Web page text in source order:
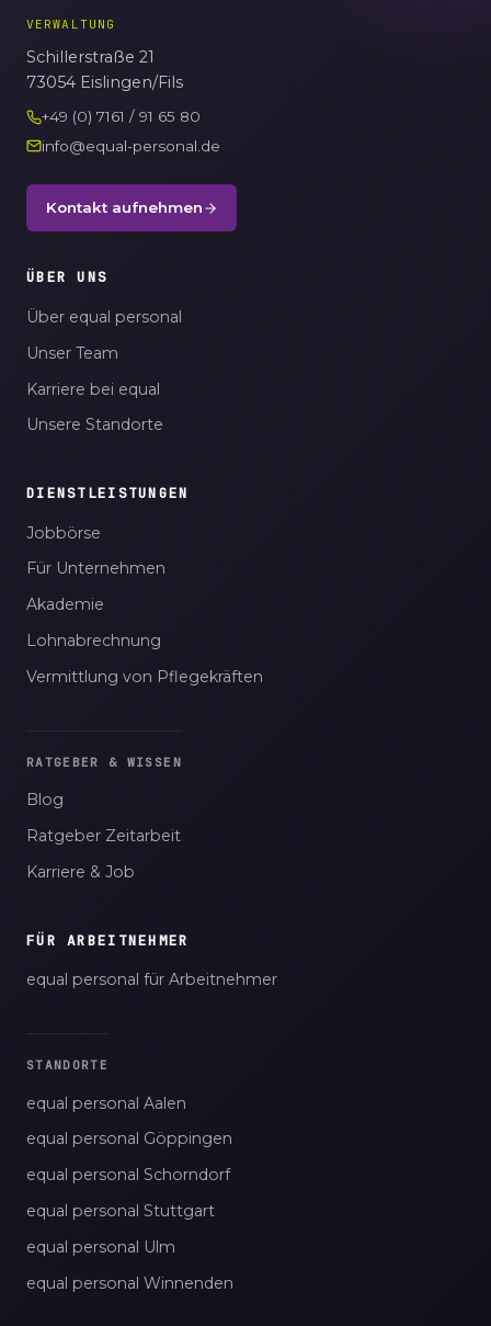
VERWALTUNG
Schillerstraße 21
73054 Eislingen/Fils
+49 (0) 7161 / 91 65 80
info@equal-personal.de
Kontakt aufnehmen
ÜBER UNS
Über equal personal
Unser Team
Karriere bei equal
Unsere Standorte
DIENSTLEISTUNGEN
Jobbörse
Für Unternehmen
Akademie
Lohnabrechnung
Vermittlung von Pflegekräften
RATGEBER & WISSEN
Blog
Ratgeber Zeitarbeit
Karriere & Job
FÜR ARBEITNEHMER
equal personal für Arbeitnehmer
STANDORTE
equal personal Aalen
equal personal Göppingen
equal personal Schorndorf
equal personal Stuttgart
equal personal Ulm
equal personal Winnenden